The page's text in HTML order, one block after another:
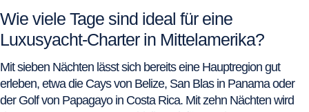
Wie viele Tage sind ideal für eine
Luxusyacht-Charter in Mittelamerika?
Mit sieben Nächten lässt sich bereits eine Hauptregion gut
erleben, etwa die Cays von Belize, San Blas in Panama oder
der Golf von Papagayo in Costa Rica. Mit zehn Nächten wird